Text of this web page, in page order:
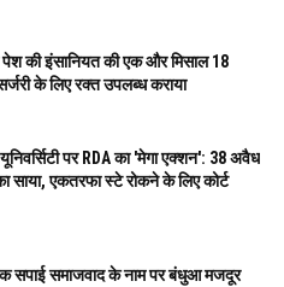
की इंसानियत की एक और मिसाल 18
सर्जरी के लिए रक्त उपलब्ध कराया
पर RDA का 'मेगा एक्शन': 38 अवैध
साया, एकतरफा स्टे रोकने के लिए कोर्ट
सपाई समाजवाद के नाम पर बंधुआ मजदूर